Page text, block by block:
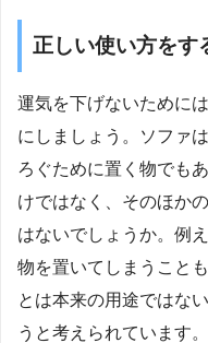
正しい使い方をす
運気を下げないために
にしましょう。ソファ
ろぐために置く物でも
けではなく、そのほか
はないでしょうか。例
物を置いてしまうこと
とは本来の用途ではな
うと考えられています。